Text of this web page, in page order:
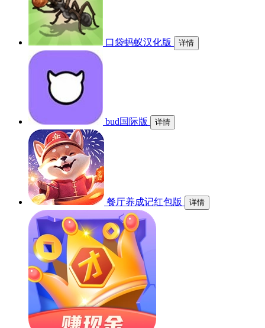
口袋蚂蚁汉化版 详情
bud国际版 详情
餐厅养成记红包版 详情